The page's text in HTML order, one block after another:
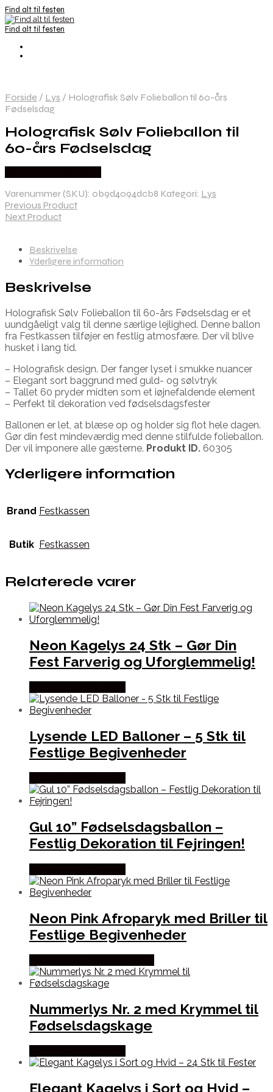
Find alt til festen
Find alt til festen
Forside / Lys / Holografisk Sølv Folieballon til 60-års
Fødselsdag
Holografisk Sølv Folieballon til
60-års Fødselsdag
Varenummer (SKU): 0b9d4094dcb8 Kategori: Lys
Previous Product
Next Product
Beskrivelse
Yderligere information
Beskrivelse
Holografisk Sølv Folieballon til 60-års Fødselsdag er et
uundgåeligt valg til denne særlige lejlighed. Denne ballon
fra Festkassen tilføjer en festlig atmosfære. Der vil blive
husket i lang tid.
– Holografisk design. Der fanger lyset i smukke nuancer
– Elegant sort baggrund med guld- og sølvtryk
– Tallet 60 pryder midten som et iøjnefaldende element
– Perfekt til dekoration ved fødselsdagsfester
Ballonen er let, at blæse op og holder sig flot hele dagen.
Gør din fest mindeværdig med denne stilfulde folieballon.
Der vil imponere alle gæsterne. Produkt ID. 60305
Yderligere information
Brand Festkassen
Butik Festkassen
Relaterede varer
Neon Kagelys 24 Stk – Gør Din
Fest Farverig og Uforglemmelig!
Lysende LED Balloner – 5 Stk til
Festlige Begivenheder
Gul 10” Fødselsdagsballon –
Festlig Dekoration til Fejringen!
Neon Pink Afroparyk med Briller til
Festlige Begivenheder
Nummerlys Nr. 2 med Krymmel til
Fødselsdagskage
Elegant Kagelys i Sort og Hvid –